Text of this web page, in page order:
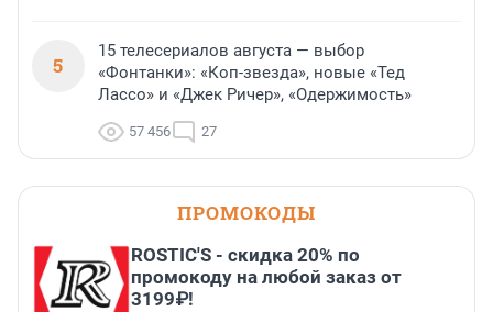
5
15 телесериалов августа — выбор
«Фонтанки»: «Коп-звезда», новые «Тед
Лассо» и «Джек Ричер», «Одержимость»
57 456 27
ПРОМОКОДЫ
ROSTIC'S - скидка 20% по
промокоду на любой заказ от
3199₽!